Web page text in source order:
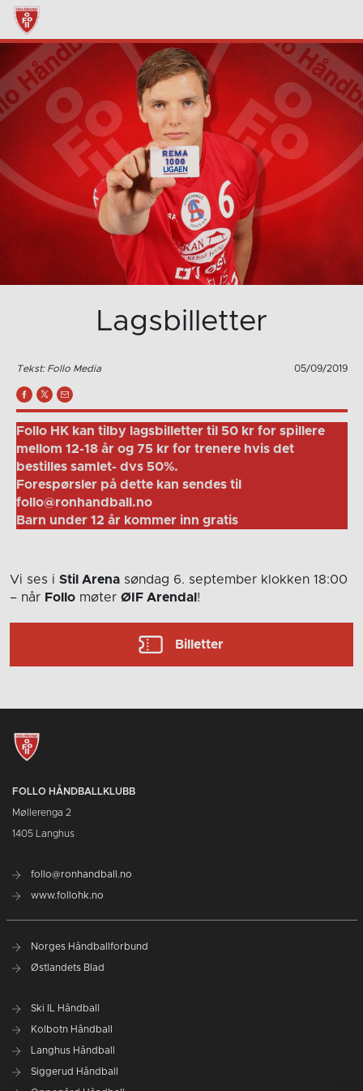
Lagsbilletter
Tekst: Follo Media 05/09/2019
Follo HK kan tilby lagsbilletter til 50 kr for spillere
mellom 12-18 år og 75 kr for trenere hvis det
bestilles samlet- dvs 50%.
Forespørsler på dette kan sendes til
follo@ronhandball.no
Barn under 12 år kommer inn gratis
Vi ses i Stil Arena søndag 6. september klokken 18:00
– når Follo møter ØIF Arendal !
Billetter
FOLLO HÅNDBALLKLUBB
Møllerenga 2
1405 Langhus
follo@ronhandball.no
www.follohk.no
Norges Håndballforbund
Østlandets Blad
Ski IL Håndball
Kolbotn Håndball
Langhus Håndball
Siggerud Håndball